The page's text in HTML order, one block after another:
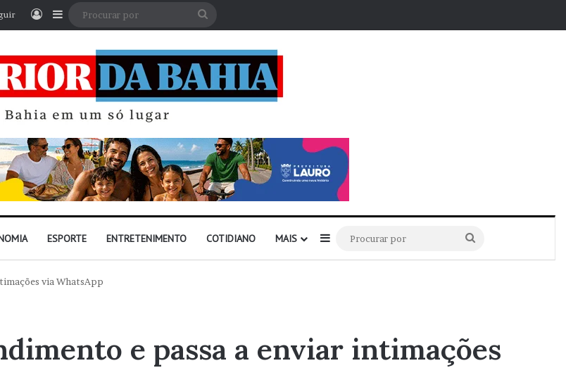
EntrarBarra Lateral
ESPORTE ENTRETENIMENTO COTIDIANO MAIS Barra Lateral
por
via WhatsApp
e passa a enviar intimações